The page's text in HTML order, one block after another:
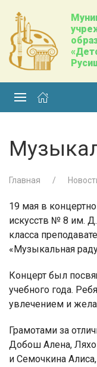
Главная
19 мая в
искусств № 8 им.
класса
«Музыкальная
Концерт был
учебного года.
увлечением и
Грамотами за
Добош Алена,
и Семочкина